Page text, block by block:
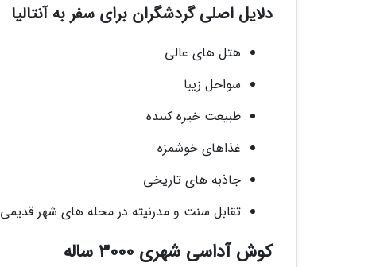
دلایل اصلی گردشگران برای سفر به آنتالیا
هتل های عالی
سواحل زیبا
طبیعت خیره کننده
غذاهای خوشمزه
جاذبه های تاریخی
تقابل سنت و مدرنیته در محله های شهر قدیمی
کوش آداسی شهری 3000 ساله